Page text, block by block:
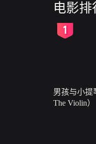
电影排
男孩与小提
The Violin）